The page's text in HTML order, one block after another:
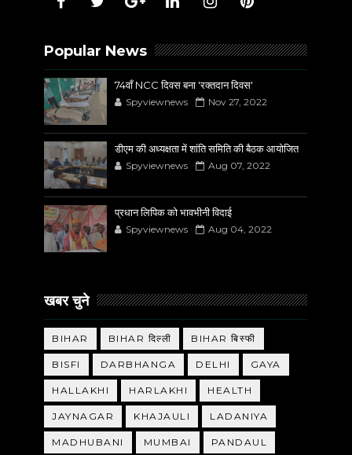
Popular News
74वाँ NCC दिवस बना 'रक्तदान दिवस'
Spyviewnews Nov 27, 2022
डीएम की अध्यक्षता में शांति समिति की बैठक आयोजित
Spyviewnews Aug 07, 2022
प्रधान लिपिक को भावभीनी विदाई
Spyviewnews Aug 04, 2022
खबर चुने
BIHAR BIHAR दिल्ली BIHAR बिस्फी
BISFI DARBHANGA DELHI GAYA
HALLAKHI HARLAKHI HEALTH
JAYNAGAR KHAJAULI LADANIYA
MADHUBANI MUMBAI PANDAUL